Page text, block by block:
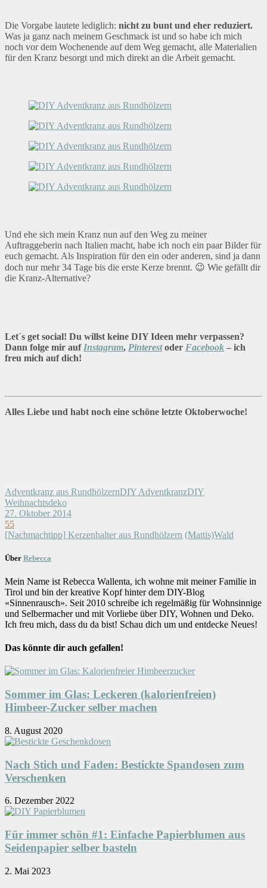
Die Vorgabe lautete lediglich: nicht zu bunt und eher reduziert.
Was ja ganz nach meinem Geschmack ist und so habe ich mich
noch vor dem Wochenende auf dem Weg gemacht, alle Materialien
für den Kranz besorgt und mich direkt an die Arbeit gemacht.
Und ehe sich mein Kranz nun auf den Weg zu meiner
Auftraggeberin nach Italien macht, habe ich noch ein paar Bilder für
euch gemacht. Als Inspiration für den ein oder anderen, sind ja dann
doch nur mehr 34 Tage bis die erste Kerze brennt. 😉 Wie gefällt dir
die Kranz-Alternative?
Let´s get social! Du willst keine DIY Ideen mehr verpassen?
Dann folge mir auf Instagram, Pinterestoder Facebook – ich
freu mich auf dich!
Alles Liebe und habt noch eine schöne letzte Oktoberwoche!
Adventkranz aus RundhölzernDIY AdventkranzDIY
Weihnachtsdeko
27. Oktober 2014
55
[Nachmachtipp] Kerzenhalter aus Rundhölzern (Mattis)Wald
Über Rebecca
Mein Name ist Rebecca Wallenta, ich wohne mit meiner Familie in
Tirol und bin der kreative Kopf hinter dem DIY-Blog
«Sinnenrausch». Seit 2010 schreibe ich regelmäßig für Wohnsinnige
und Selbermacher und mit Vorliebe über DIY, Wohnen und Deko.
Ich freu mich, dass du da bist! Schau dich um und entdecke Neues!
Das könnte dir auch gefallen!
Sommer im Glas: Leckeren (kalorienfreien)
Himbeer-Zucker selber machen
8. August 2020
Nach Stich und Faden: Bestickte Spandosen zum
Verschenken
6. Dezember 2022
Für immer schön #1: Einfache Papierblumen aus
Seidenpapier selber basteln
2. Mai 2023